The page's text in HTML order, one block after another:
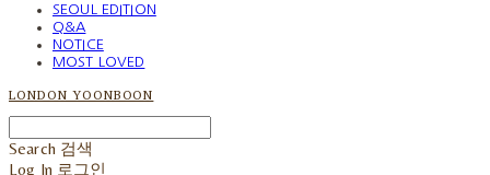
SEOUL EDITION
Q&A
NOTICE
MOST LOVED
LONDON YOONBOON
Search 검색
Log In 로그인